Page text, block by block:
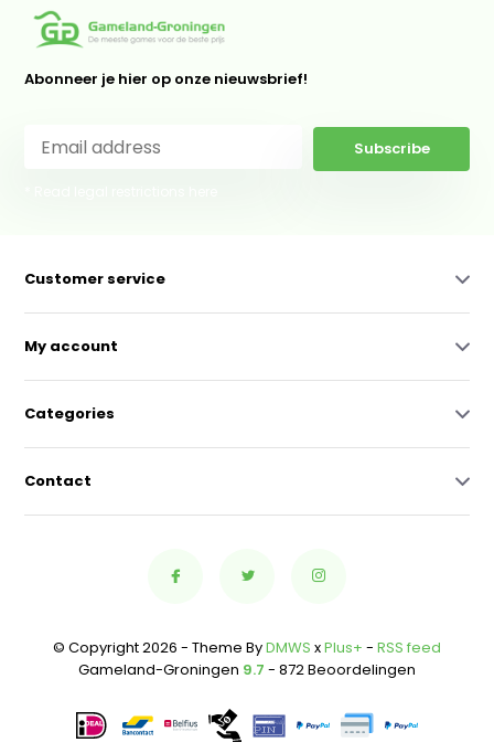
Abonneer je hier op onze nieuwsbrief!
Subscribe
Customer service
My account
Categories
Contact
© Copyright 2026 - Theme ByDMWS xPlus+ - RSS feed
Gameland-Groningen 9.7 - 872 Beoordelingen